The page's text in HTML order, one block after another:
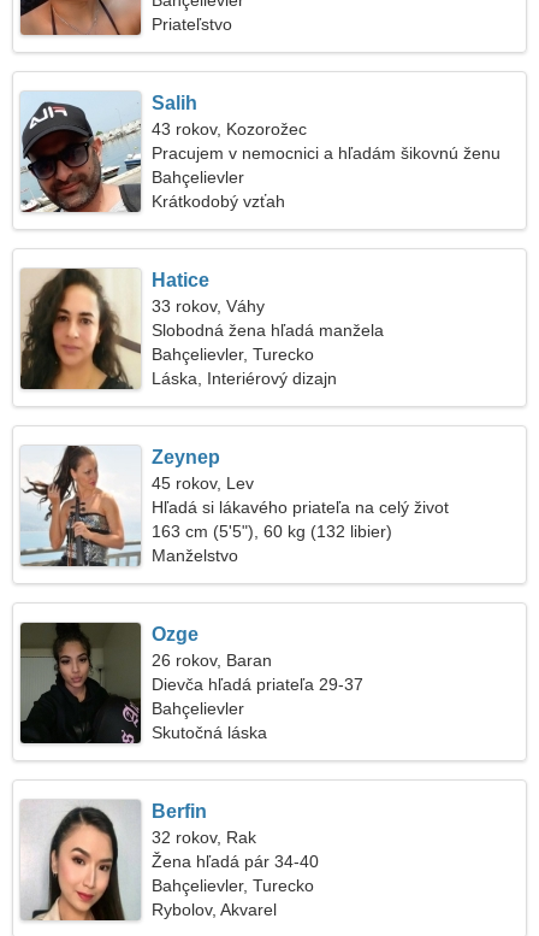
Priateľstvo
Salih
43 rokov, Kozorožec
Pracujem v nemocnici a hľadám šikovnú ženu
Bahçelievler
Krátkodobý vzťah
Hatice
33 rokov, Váhy
Slobodná žena hľadá manžela
Bahçelievler, Turecko
Láska, Interiérový dizajn
Zeynep
45 rokov, Lev
Hľadá si lákavého priateľa na celý život
163 cm (5'5"), 60 kg (132 libier)
Manželstvo
Ozge
26 rokov, Baran
Dievča hľadá priateľa 29-37
Bahçelievler
Skutočná láska
Berfin
32 rokov, Rak
Žena hľadá pár 34-40
Bahçelievler, Turecko
Rybolov, Akvarel